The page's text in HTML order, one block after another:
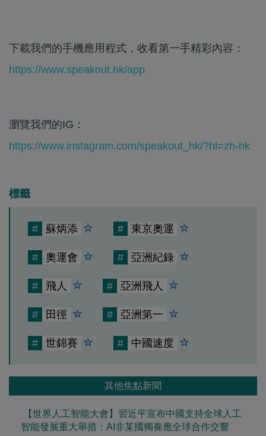
下載我們的手機應用程式，收看第一手精彩內容：
https://www.speakout.hk/app
瀏覽我們的IG：
https://www.instagram.com/speakout_hk/?hl=zh-hk
標籤
# 蘇炳添 # 東京奧運
# 奧運會 # 亞洲紀錄
# 飛人 # 亞洲飛人
# 田徑 # 亞洲第一
# 世錦賽 # 中國速度
其他焦點新聞
【世界人工智能大會】習近平宣布中國支持全球人工
智能發展重大舉措：AI非某國獨奏應全球合作交響